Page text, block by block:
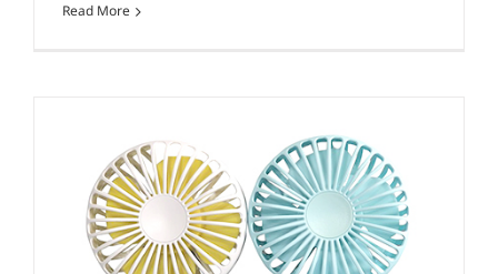
Read More